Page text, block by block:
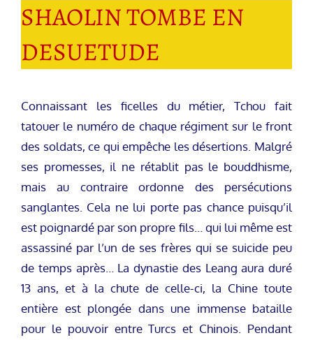
SHAOLIN TOMBE EN
DESUETUDE
Connaissant les ficelles du métier, Tchou fait
tatouer le numéro de chaque régiment sur le front
des soldats, ce qui empêche les désertions. Malgré
ses promesses, il ne rétablit pas le bouddhisme,
mais au contraire ordonne des persécutions
sanglantes. Cela ne lui porte pas chance puisqu’il
est poignardé par son propre fils… qui lui même est
assassiné par l’un de ses frères qui se suicide peu
de temps après… La dynastie des Leang aura duré
13 ans, et à la chute de celle-ci, la Chine toute
entière est plongée dans une immense bataille
pour le pouvoir entre Turcs et Chinois. Pendant